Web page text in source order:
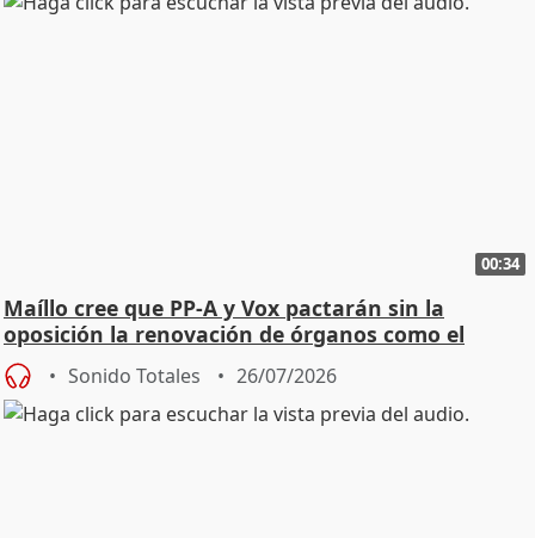
00:34
Maíllo cree que PP-A y Vox pactarán sin la
oposición la renovación de órganos como el
Defensor
Sonido Totales 26/07/2026